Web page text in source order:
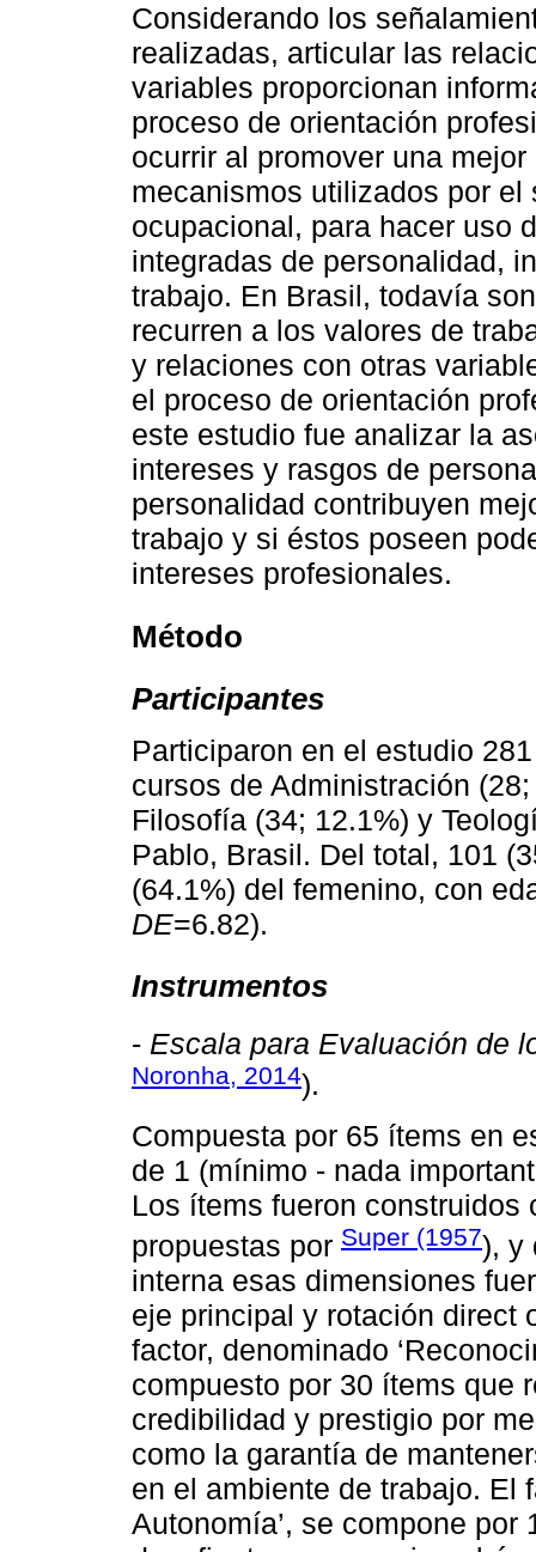
Considerando los
realizadas, articular las
variables proporcionan
proceso de orientación
ocurrir al promover una
mecanismos utilizados por
ocupacional, para hacer uso
integradas de personalidad,
trabajo. En Brasil, todavía
recurren a los valores de
y relaciones con otras
el proceso de orientación
este estudio fue analizar la
intereses y rasgos de
personalidad contribuyen
trabajo y si éstos poseen
intereses profesionales.
Método
Participantes
Participaron en el estudio
cursos de Administración
Filosofía (34; 12.1%) y
Pablo, Brasil. Del total, 101
(64.1%) del femenino, con
DE=6.82).
Instrumentos
- Escala para Evaluación de
Noronha, 2014).
Compuesta por 65 ítems en
de 1 (mínimo - nada
Los ítems fueron
propuestas por Super (1957), y
interna esas dimensiones
eje principal y rotación direct
factor, denominado
compuesto por 30 ítems que
credibilidad y prestigio por
como la garantía de
en el ambiente de trabajo. El
Autonomía’, se compone